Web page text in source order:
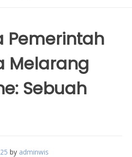
Pemerintah
Melarang
Sebuah
by adminwis